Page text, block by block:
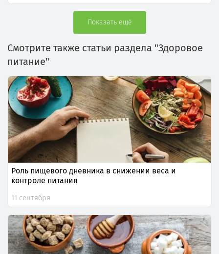
Показать ещё
Смотрите также статьи раздела "Здоровое
питание"
Роль пищевого дневника в снижении веса и
контроле питания
11 сентября